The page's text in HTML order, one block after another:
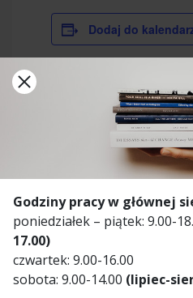
Godziny pracy w głównej
poniedziałek – piątek: 9.00-
17.00)
czwartek: 9.00-16.00
sobota: 9.00-14.00 (lipiec-
Dodaj do
SZCZEGÓŁY
4 czerwca 2024
15:00 - 17:00
MIEJSCE
Filia nr 5 ul. Morelowa 2a
Świdnica, + Mapa Google